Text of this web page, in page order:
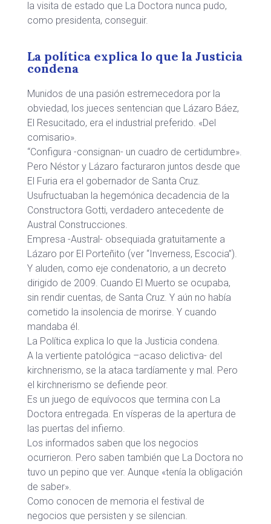
la visita de estado que La Doctora nunca pudo,
como presidenta, conseguir.
La política explica lo que la Justicia
condena
Munidos de una pasión estremecedora por la
obviedad, los jueces sentencian que Lázaro Báez,
El Resucitado, era el industrial preferido. «Del
comisario».
“Configura -consignan- un cuadro de certidumbre».
Pero Néstor y Lázaro facturaron juntos desde que
El Furia era el gobernador de Santa Cruz.
Usufructuaban la hegemónica decadencia de la
Constructora Gotti, verdadero antecedente de
Austral Construcciones.
Empresa -Austral- obsequiada gratuitamente a
Lázaro por El Porteñito (ver “Inverness, Escocia”).
Y aluden, como eje condenatorio, a un decreto
dirigido de 2009. Cuando El Muerto se ocupaba,
sin rendir cuentas, de Santa Cruz. Y aún no había
cometido la insolencia de morirse. Y cuando
mandaba él.
La Política explica lo que la Justicia condena.
A la vertiente patológica –acaso delictiva- del
kirchnerismo, se la ataca tardíamente y mal. Pero
el kirchnerismo se defiende peor.
Es un juego de equívocos que termina con La
Doctora entregada. En vísperas de la apertura de
las puertas del infierno.
Los informados saben que los negocios
ocurrieron. Pero saben también que La Doctora no
tuvo un pepino que ver. Aunque «tenía la obligación
de saber».
Como conocen de memoria el festival de
negocios que persisten y se silencian.